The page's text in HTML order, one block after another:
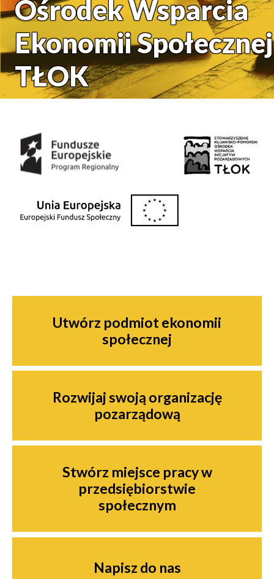
Ośrodek Wsparcia
Ekonomii Społecznej
TŁOK
Utwórz podmiot ekonomii
społecznej
Rozwijaj swoją organizację
pozarządową
Stwórz miejsce pracy w
przedsiębiorstwie
społecznym
Napisz do nas